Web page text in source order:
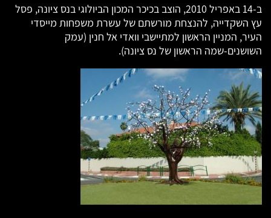
ב-14 באפריל 2010, הוצב בכיכר המכון הביולוגי בנס ציונה, פסל
עץ השקדייה, להנצחת מורשתם של עשרת משפחות מייסדי
העיר, המניין הראשון למתיישבי וואדי אל חנין (עמק
השושנים-שמה הראשון של נס ציונה).